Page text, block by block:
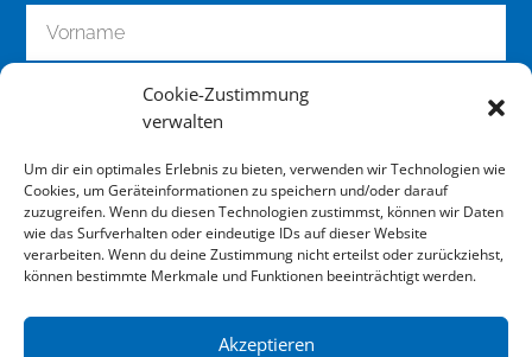
Cookie-Zustimmung
verwalten
Um dir ein optimales Erlebnis zu bieten, verwenden wir Technologien wie
Cookies, um Geräteinformationen zu speichern und/oder darauf
zuzugreifen. Wenn du diesen Technologien zustimmst, können wir Daten
wie das Surfverhalten oder eindeutige IDs auf dieser Website
verarbeiten. Wenn du deine Zustimmung nicht erteilst oder zurückziehst,
können bestimmte Merkmale und Funktionen beeinträchtigt werden.
Akzeptieren
zum Newsletter anmelden